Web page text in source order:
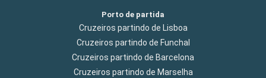
Porto de partida
Cruzeiros partindo de Lisboa
Cruzeiros partindo de Funchal
Cruzeiros partindo de Barcelona
Cruzeiros partindo de Marselha